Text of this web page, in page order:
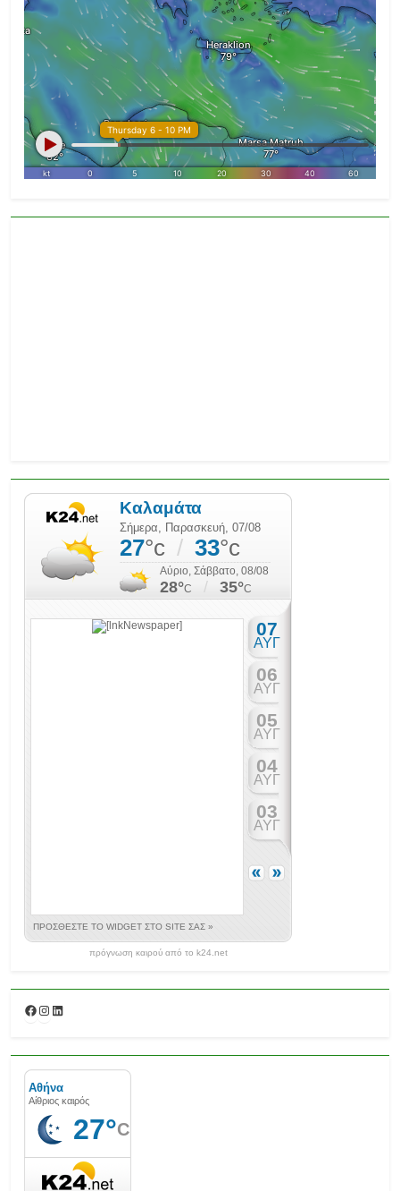
πρόγνωση καιρού από το k24.net
Facebook
Instagram
Linkedin